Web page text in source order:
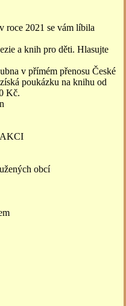
roce 2021 se vám líbila
a knih pro děti. Hlasujte
v přímém přenosu České
poukázku na knihu od
Kč.
obcí